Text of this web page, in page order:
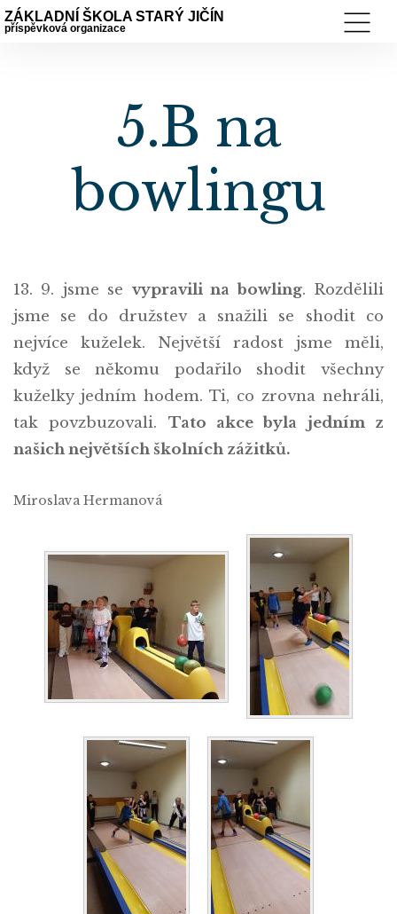
ZÁKLADNÍ ŠKOLA STARÝ JIČÍN
příspěvková organizace
5.B na
bowlingu
13. 9. jsme se vypravili na bowling. Rozdělili
jsme se do družstev a snažili se shodit co
nejvíce kuželek. Největší radost jsme měli,
když se někomu podařilo shodit všechny
kuželky jedním hodem. Ti, co zrovna nehráli,
tak povzbuzovali. Tato akce byla jedním z
našich největších školních zážitků.
Miroslava Hermanová